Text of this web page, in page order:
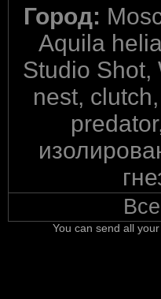
Город:
Aquila
Studio Shot,
nest,
You can send all